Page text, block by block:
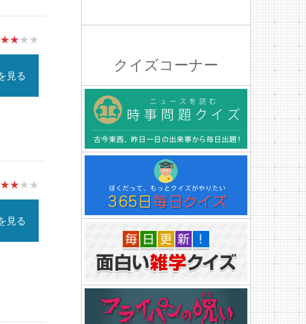
★★★★
見る
★★★★
見る
クイズコーナー